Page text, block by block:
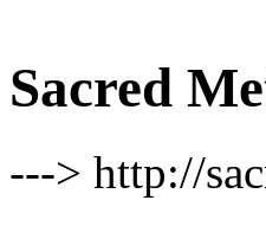
Sacred
---> http://